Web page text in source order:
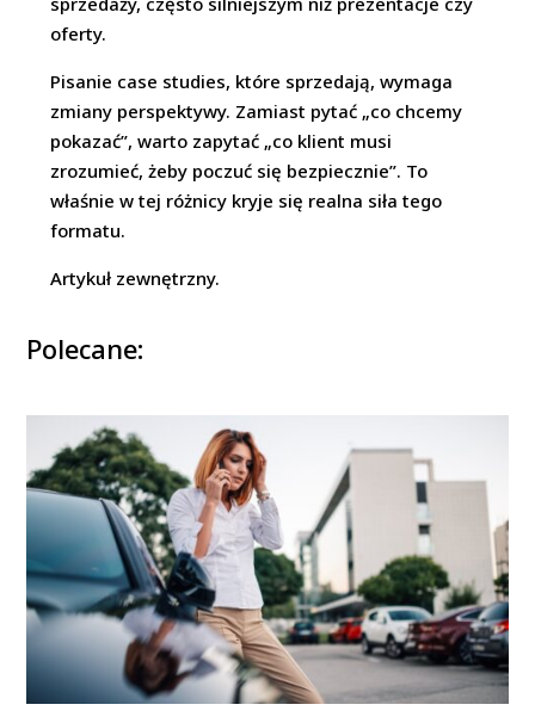
oferty.
Pisanie case studies, które sprzedają, wymaga
zmiany perspektywy. Zamiast pytać „co chcemy
pokazać”, warto zapytać „co klient musi
zrozumieć, żeby poczuć się bezpiecznie”. To
właśnie w tej różnicy kryje się realna siła tego
formatu.
Artykuł zewnętrzny.
Polecane: